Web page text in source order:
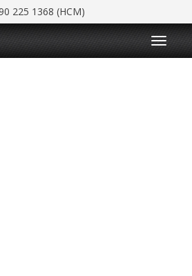
225 1368 (HCM)
T
o
g